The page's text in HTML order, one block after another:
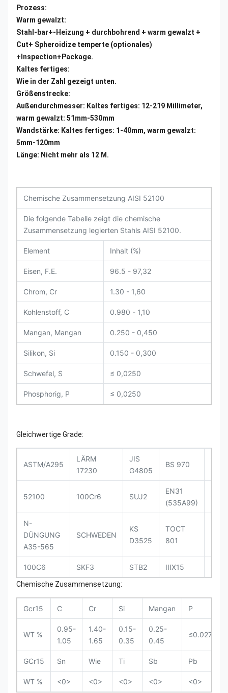
Prozess:
Warm gewalzt:
Stahl-bar+-Heizung + durchbohrend + warm gewalzt +
Cut+ Spheroidize temperte (optionales)
+Inspection+Package.
Kaltes fertiges:
Wie in der Zahl gezeigt unten.
Größenstrecke:
Außendurchmesser: Kaltes fertiges: 12-219 Millimeter,
warm gewalzt: 51mm-530mm
Wandstärke: Kaltes fertiges: 1-40mm, warm gewalzt:
5mm-120mm
Länge: Nicht mehr als 12 M.
Chemische Zusammensetzung AISI 52100
Die folgende Tabelle zeigt die chemische
Zusammensetzung legierten Stahls AISI 52100.
Element Inhalt (%)
Eisen, F.E. 96.5 - 97,32
Chrom, Cr 1.30 - 1,60
Kohlenstoff, C 0.980 - 1,10
Mangan, Mangan 0.250 - 0,450
Silikon, Si 0.150 - 0,300
Schwefel, S ≤ 0,0250
Phosphorig, P ≤ 0,0250
Gleichwertige Grade:
ASTM/A295
LÄRM
17230
JIS
G4805
BS 970
52100 100Cr6 SUJ2
EN31
(535A99)
N-
DÜNGUNG
A35-565
SCHWEDEN
KS
D3525
TOCT
801
100C6 SKF3 STB2 IIIX15
Chemische Zusammensetzung:
Gcr15 C Cr Si Mangan P
WT %
0.95-
1.05
1.40-
1.65
0.15-
0.35
0.25-
0.45
≤0.027
GCr15 Sn Wie Ti Sb Pb
WT % <0> <0> <0> <0> <0>